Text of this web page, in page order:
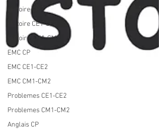
Histoire CP
Histoire CE1-CE2
Histoire CM1-CM2
EMC CP
EMC CE1-CE2
EMC CM1-CM2
Problemes CE1-CE2
Problemes CM1-CM2
Anglais CP